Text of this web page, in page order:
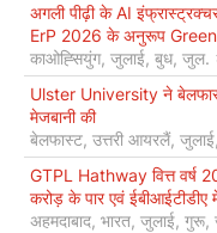
अगली पीढ़ी के AI
ErP 2026 के अनुरूप Green
काओह्सियुंग, जुलाई, बुध, जुल.
Ulster University ने
मेजबानी की
बेलफास्ट, उत्तरी आयरलैं,
GTPL Hathway वित्त वर्ष
करोड़ के पार एवं ईबीआईटीडीए
अहमदाबाद, भारत, जुलाई,